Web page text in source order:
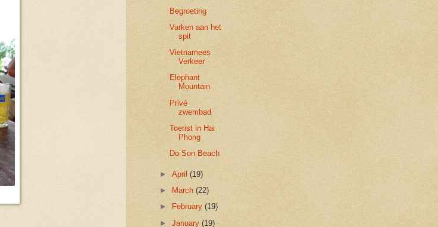
Begroeting
Varken aan het
spit
Vietnamees
Verkeer
Elephant
Mountain
Privé
zwembad
Toerist in Hai
Phong
Do Son Beach
►April(19)
►
March(22)
►
February(19)
►January(19)